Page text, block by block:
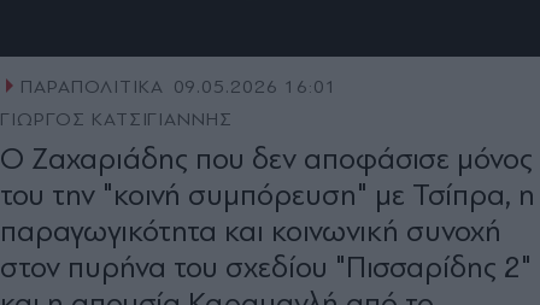
ΠΑΡΑΠΟΛΙΤΙΚΑ 09.05.2026 16:01
ΓΙΩΡΓΟΣ ΚΑΤΣΙΓΙΑΝΝΗΣ
Ο Ζαχαριάδης που δεν αποφάσισε μόνος
του την "κοινή συµπόρευση" µε Τσίπρα, η
παραγωγικότητα και κοινωνική συνοχή
στον πυρήνα του σχεδίου "Πισσαρίδης 2"